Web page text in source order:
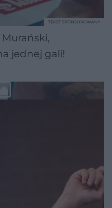
Murański,
jednej gali!
TEKST SPONSOROWANY